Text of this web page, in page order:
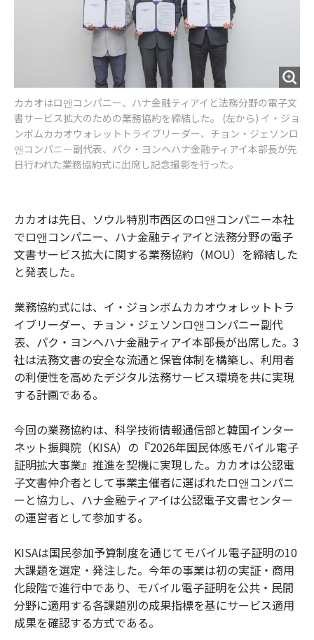
カカオはロ앤コンパニー、ハナ金融ティアイと法務分野の電子文
書サービス拡大のための業務協約を締結した。 (左から) イ・ジョ
ンボムカカオウォレットトライブリーダー、チョン・ジェソンロ
앤コンパニー副代表、パク・ヨンヘハナ金融ティアイ本部長が先
日行われた業務協約式に出席し記念撮影を行った。
カカオは先日、ソウル特別市西区のロ앤コンパニー本社
でロ앤コンパニー、ハナ金融ティアイと法務分野の電子
文書サービス拡大に関する業務協約（MOU）を締結した
と発表した。
業務協約式には、イ・ジョンボムカカオウォレットトラ
イブリーダー、チョン・ジェソンロ앤コンパニー副代
表、パク・ヨンヘハナ金融ティアイ本部長が出席した。3
社は法務文書の安全な流通と保管体制を構築し、利用者
の利便性を高めたデジタル法務サービス環境を共に実現
する計画である。
今回の業務協約は、科学技術情報通信部と韓国インター
ネット振興院（KISA）の『2026年国民体感モバイル電子
証明拡大事業』推進を契機に実現した。カカオは公認電
子文書仲介者として事業主催者に選ばれたロ앤コンパニ
ーと協力し、ハナ金融ティアイは公認電子文書センター
の運営者として参加する。
KISAは国民参加予算制度を通じてモバイル電子証明の10
大課題を選定・発注した。今年の事業は初の実証・商用
化段階で進行中であり、モバイル電子証明を公共・民間
分野に適用する各課題別の成果指標を基にサービス適用
成果を確認する方式である。